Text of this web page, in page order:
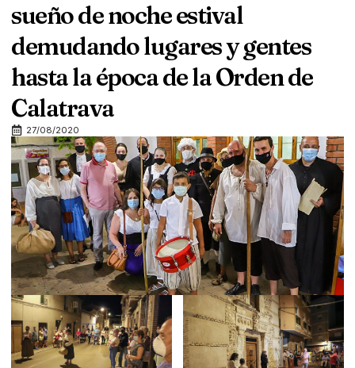
sueño de noche estival
demudando lugares y gentes
hasta la época de la Orden de
Calatrava
27/08/2020